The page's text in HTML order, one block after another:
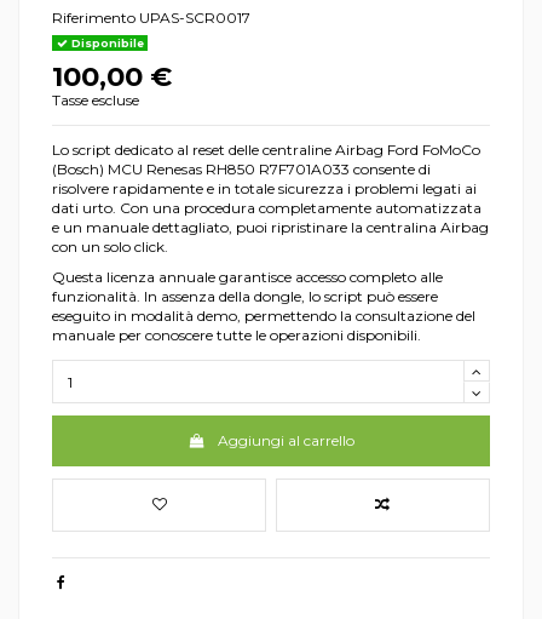
Riferimento UPAS-SCR0017
Disponibile
100,00 €
Tasse escluse
Lo script dedicato al reset delle centraline Airbag Ford FoMoCo
(Bosch) MCU Renesas RH850 R7F701A033 consente di
risolvere rapidamente e in totale sicurezza i problemi legati ai
dati urto. Con una procedura completamente automatizzata
e un manuale dettagliato, puoi ripristinare la centralina Airbag
con un solo click.
Questa licenza annuale garantisce accesso completo alle
funzionalità. In assenza della dongle, lo script può essere
eseguito in modalità demo, permettendo la consultazione del
manuale per conoscere tutte le operazioni disponibili.
Aggiungi al carrello